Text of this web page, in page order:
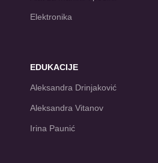
Elektronika
EDUKACIJE
Aleksandra Drinjaković
Aleksandra Vitanov
Irina Paunić